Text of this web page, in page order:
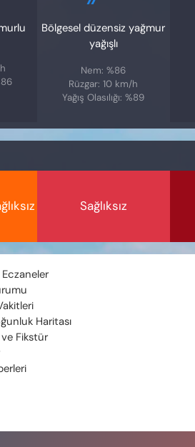
Bölgesel düzensiz yağmur
yağışlı
Nem: %86
Rüzgar: 10 km/h
Yağış Olasılığı: %89
Sağlıksız
Haritası
Fikstür